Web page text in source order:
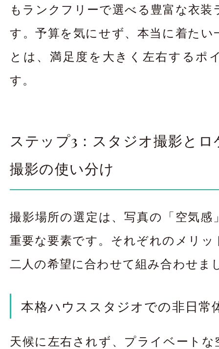
もランクフリーで選べる豊富な衣
す。予算を気にせず、本当に着たい
とは、満足度を大きく左右するポ
す。
ステップ3：スタジオ撮影と
撮影の使い分け
撮影場所の選定は、写真の「空気感
重要な要素です。それぞれのメリッ
二人の希望に合わせて組み合わせま
本格ハウススタジオでの非日常
天候に左右されず、プライベートな